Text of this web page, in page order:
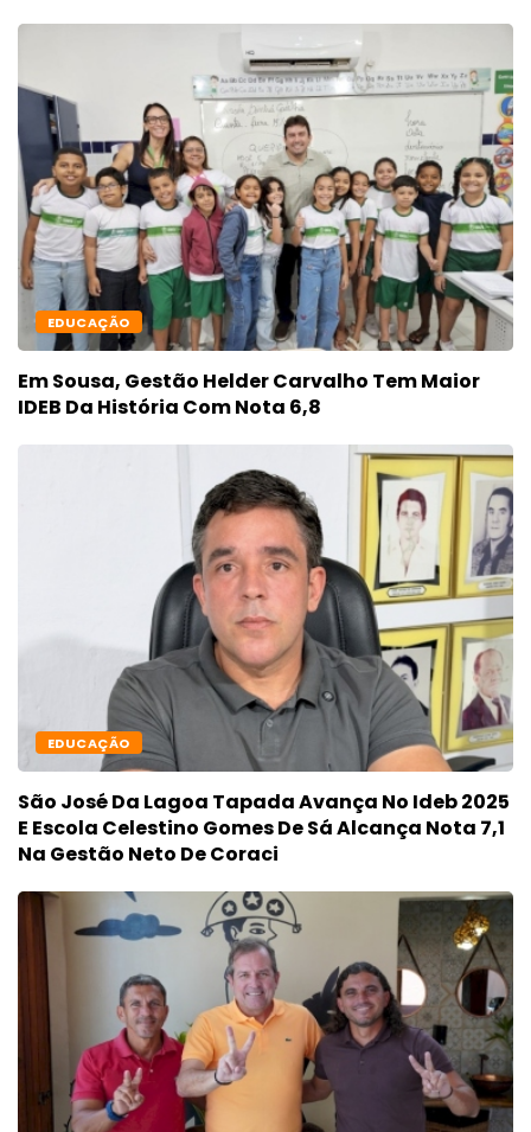
EDUCAÇÃO
Em Sousa, Gestão Helder Carvalho Tem Maior
IDEB Da História Com Nota 6,8
EDUCAÇÃO
São José Da Lagoa Tapada Avança No Ideb 2025
E Escola Celestino Gomes De Sá Alcança Nota 7,1
Na Gestão Neto De Coraci